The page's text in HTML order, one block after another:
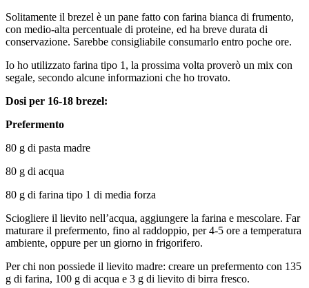
Solitamente il brezel è un pane fatto con farina bianca di frumento,
con medio-alta percentuale di proteine, ed ha breve durata di
conservazione. Sarebbe consigliabile consumarlo entro poche ore.
Io ho utilizzato farina tipo 1, la prossima volta proverò un mix con
segale, secondo alcune informazioni che ho trovato.
Dosi per 16-18 brezel:
Prefermento
80 g di pasta madre
80 g di acqua
80 g di farina tipo 1 di media forza
Sciogliere il lievito nell’acqua, aggiungere la farina e mescolare. Far
maturare il prefermento, fino al raddoppio, per 4-5 ore a temperatura
ambiente, oppure per un giorno in frigorifero.
Per chi non possiede il lievito madre: creare un prefermento con 135
g di farina, 100 g di acqua e 3 g di lievito di birra fresco.